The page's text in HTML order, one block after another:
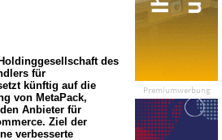
Premiumwerbung
des
für
künftig auf die
von MetaPack,
Anbieter für
Ziel der
verbesserte